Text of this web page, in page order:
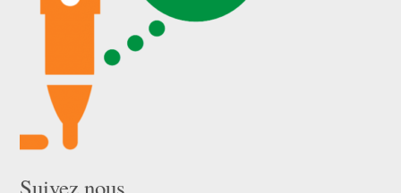
Suivez nous …